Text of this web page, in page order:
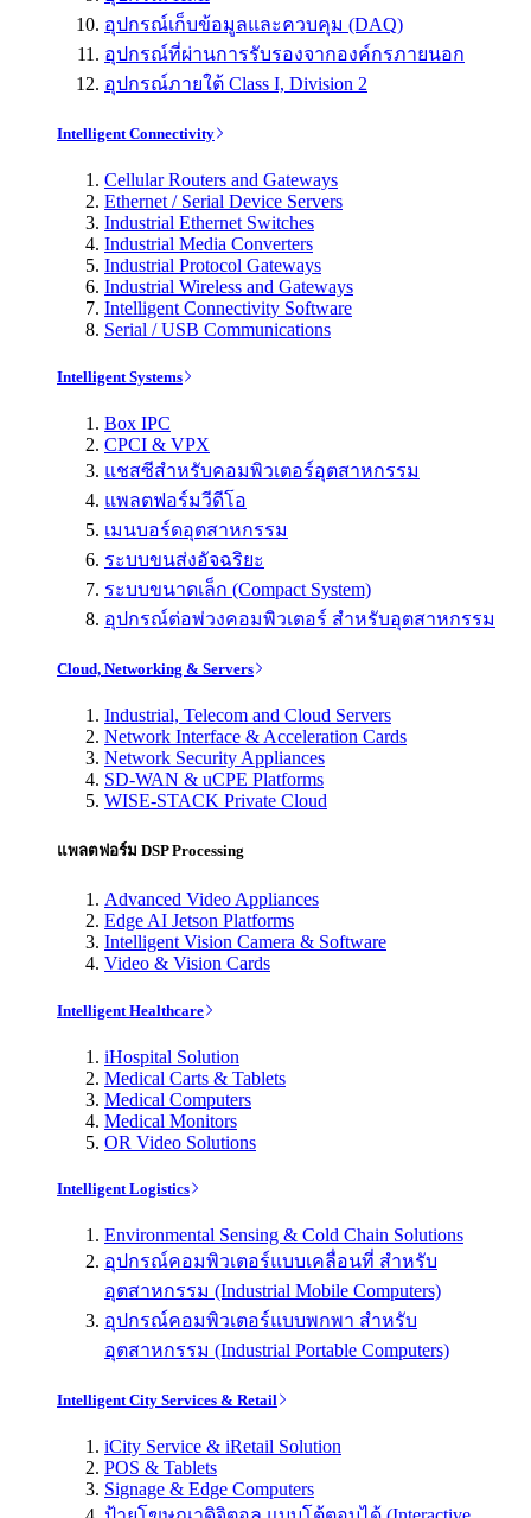
อุปกรณ์เก็บข้อมูลและควบคุม (DAQ)
อุปกรณ์ที่ผ่านการรับรองจากองค์กรภายนอก
อุปกรณ์ภายใต้ Class I, Division 2
Intelligent Connectivity
Cellular Routers and Gateways
Ethernet / Serial Device Servers
Industrial Ethernet Switches
Industrial Media Converters
Industrial Protocol Gateways
Industrial Wireless and Gateways
Intelligent Connectivity Software
Serial / USB Communications
Intelligent Systems
Box IPC
CPCI & VPX
แชสซีสำหรับคอมพิวเตอร์อุตสาหกรรม
แพลตฟอร์มวีดีโอ
เมนบอร์ดอุตสาหกรรม
ระบบขนส่งอัจฉริยะ
ระบบขนาดเล็ก (Compact System)
อุปกรณ์ต่อพ่วงคอมพิวเตอร์ สำหรับอุตสาหกรรม
Cloud, Networking & Servers
Industrial, Telecom and Cloud Servers
Network Interface & Acceleration Cards
Network Security Appliances
SD-WAN & uCPE Platforms
WISE-STACK Private Cloud
แพลตฟอร์ม DSP Processing
Advanced Video Appliances
Edge AI Jetson Platforms
Intelligent Vision Camera & Software
Video & Vision Cards
Intelligent Healthcare
iHospital Solution
Medical Carts & Tablets
Medical Computers
Medical Monitors
OR Video Solutions
Intelligent Logistics
Environmental Sensing & Cold Chain Solutions
อุปกรณ์คอมพิวเตอร์แบบเคลื่อนที่ สำหรับ
อุตสาหกรรม (Industrial Mobile Computers)
อุปกรณ์คอมพิวเตอร์แบบพกพา สำหรับ
อุตสาหกรรม (Industrial Portable Computers)
Intelligent City Services & Retail
iCity Service & iRetail Solution
POS & Tablets
Signage & Edge Computers